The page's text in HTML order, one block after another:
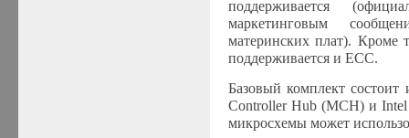
поддерживается
маркетинговым
материнских плат). Кроме
поддерживается и ECC.
Базовый комплект
Controller Hub (MCH) и
микросхемы может